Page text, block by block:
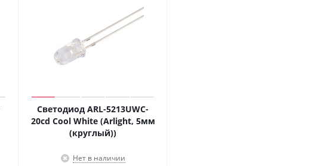
Светодиод ARL-5213UWC-
20cd Cool White (Arlight, 5мм
(круглый))
Нет в наличии